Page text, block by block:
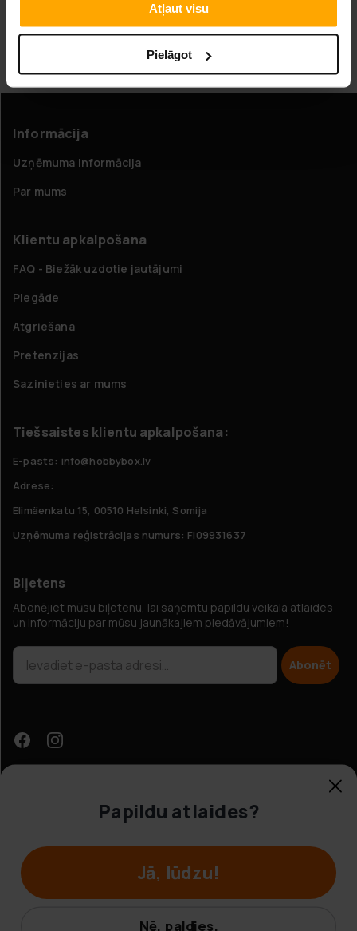
Atļaut visu
Pielāgot
Lapa 1 no 1
Vistu būris
Informācija
Uzņēmuma informācija
Par mums
Klientu apkalpošana
FAQ - Biežāk uzdotie jautājumi
Piegāde
Atgriešana
Pretenzijas
Sazinieties ar mums
Tiešsaistes klientu apkalpošana:
E-pasts: info@hobbybox.lv
Adrese:
Elimäenkatu 15, 00510 Helsinki, Somija
Uzņēmuma reģistrācijas numurs: FI09931637
Biļetens
Abonējiet mūsu biļetenu, lai saņemtu papildu veikala atlaides
un informāciju par mūsu jaunākajiem piedāvājumiem!
Abonēt
© Hobbybox 2025
Papildu atlaides?
Jā, lūdzu!
Nē, paldies.